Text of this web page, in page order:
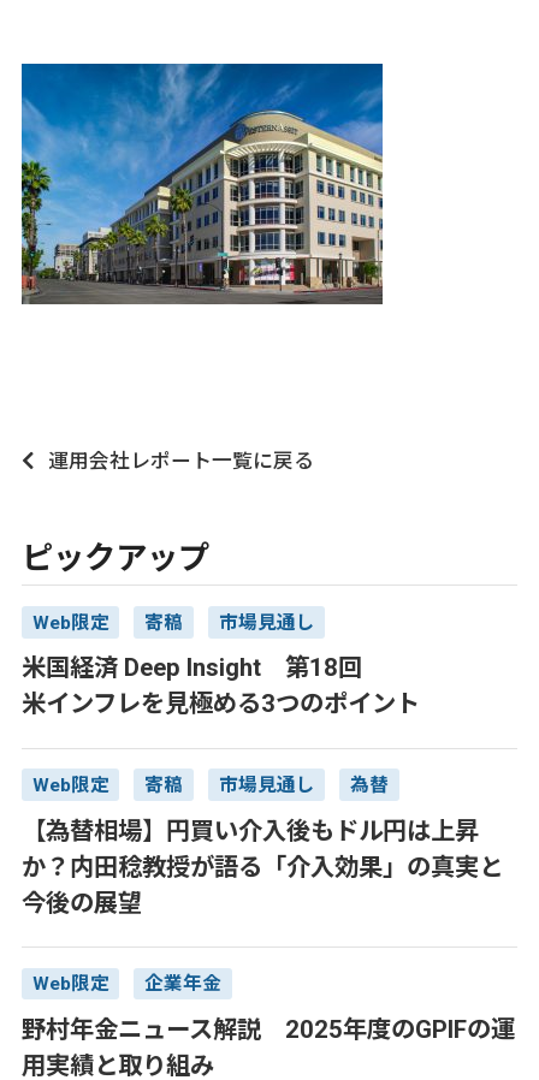
運用会社レポート一覧に戻る
ピックアップ
Web限定 寄稿 市場見通し
米国経済 Deep Insight 第18回
米インフレを見極める3つのポイント
Web限定 寄稿 市場見通し 為替
【為替相場】円買い介入後もドル円は上昇
か？内田稔教授が語る「介入効果」の真実と
今後の展望
Web限定 企業年金
野村年金ニュース解説 2025年度のGPIFの運
用実績と取り組み